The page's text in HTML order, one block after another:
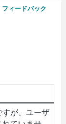
フィードバック
が、ユーザ